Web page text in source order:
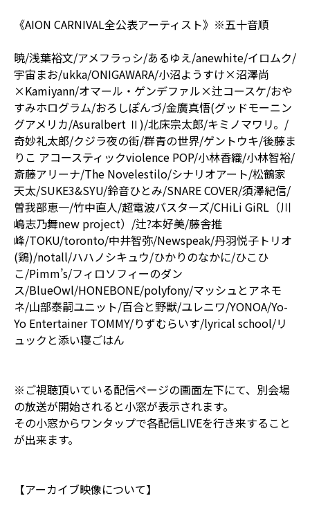
《AION CARNIVAL全公表アーティスト》※五十音順
暁/浅葉裕文/アメフラっシ/あるゆえ/anewhite/イロムク/
宇宙まお/ukka/ONIGAWARA/小沼ようすけ×沼澤尚
×Kamiyann/オマール・ゲンデファル×辻コースケ/おや
すみホログラム/おろしぽんづ/金廣真悟(グッドモーニン
グアメリカ/Asuralbert Ⅱ)/北床宗太郎/キミノマワリ。/
奇妙礼太郎/クジラ夜の街/群青の世界/ゲントウキ/後藤ま
りこ アコースティックviolence POP/小林香織/小林智裕/
斎藤アリーナ/The Novelestilo/シナリオアート/松鶴家
天太/SUKE3&SYU/鈴音ひとみ/SNARE COVER/須澤紀信/
曽我部恵一/竹中直人/超電波バスターズ/CHiLi GiRL（川
嶋志乃舞new project）/辻?本好美/藤舎推
峰/TOKU/toronto/中井智弥/Newspeak/丹羽悦子トリオ
(鶏)/notall/ハハノシキュウ/ひかりのなかに/ひこひ
こ/Pimm’s/フィロソフィーのダン
ス/BlueOwl/HONEBONE/polyfony/マッシュとアネモ
ネ/山部泰嗣ユニット/百合と野獣/ユレニワ/YONOA/Yo-
Yo Entertainer TOMMY/りずむらいす/lyrical school/リ
ュックと添い寝ごはん
※ご視聴頂いている配信ページの画面左下にて、別会場
の放送が開始されると小窓が表示されます。
その小窓からワンタップで各配信LIVEを行き来すること
が出来ます。
【アーカイブ映像について】